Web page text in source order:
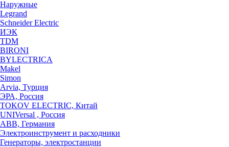
Наружные
Legrand
Schneider Electric
ИЭК
TDM
BIRONI
BYLECTRICA
Makel
Simon
Arvia, Турция
ЭРА, Россия
TOKOV ELECTRIC, Китай
UNIVersal , Россия
ABB, Германия
Электроинструмент и расходники
Генераторы, электростанции